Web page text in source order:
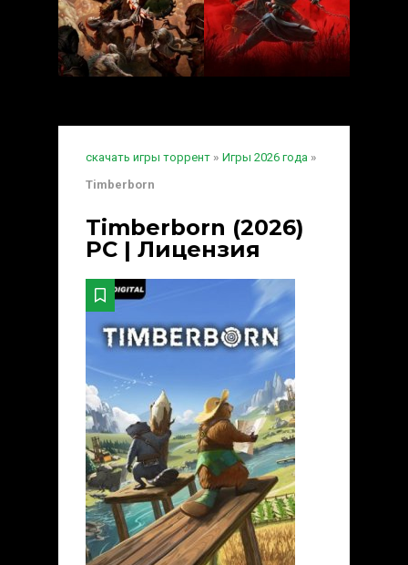
скачать игры торрент » Игры 2026 года »
Timberborn
Timberborn (2026)
PC | Лицензия